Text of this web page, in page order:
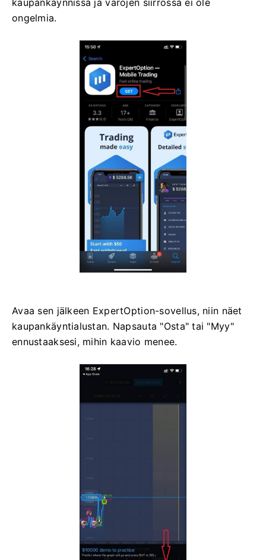
kaupankäynnissä ja varojen siirrossa ei ole
ongelmia.
Avaa sen jälkeen ExpertOption-sovellus, niin näet
kaupankäyntialustan. Napsauta "Osta" tai "Myy"
ennustaaksesi, mihin kaavio menee.